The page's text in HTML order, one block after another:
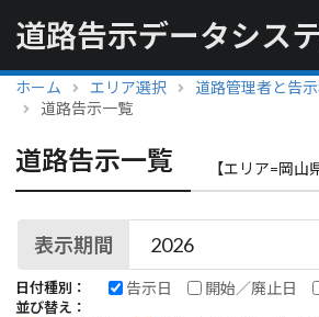
道路告示データシス
ホーム エリア選択
道路管理者と告
道路告示一覧
道路告示一覧 【エリア=岡
表示期間
日付種別： 告示日 開始／廃止日
並び替え：